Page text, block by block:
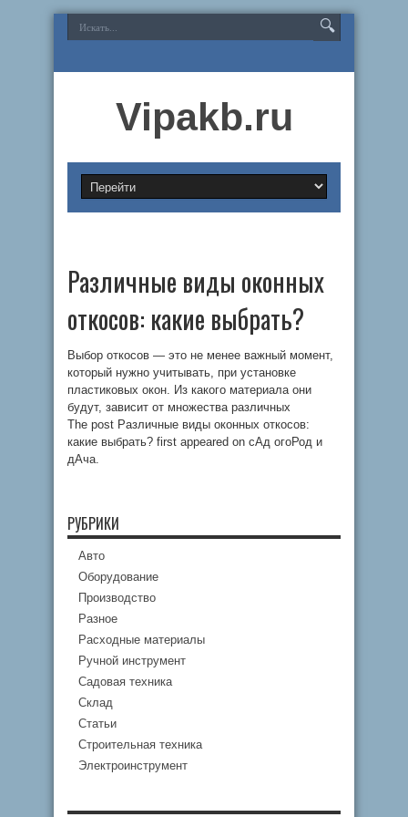
Vipakb.ru
Различные виды оконных
откосов: какие выбрать?
Выбор откосов — это не менее важный момент,
который нужно учитывать, при установке
пластиковых окон. Из какого материала они
будут, зависит от множества различных
The post Различные виды оконных откосов:
какие выбрать? first appeared on сАд огоРод и
дАча.
РУБРИКИ
Авто
Оборудование
Производство
Разное
Расходные материалы
Ручной инструмент
Садовая техника
Склад
Статьи
Строительная техника
Электроинструмент